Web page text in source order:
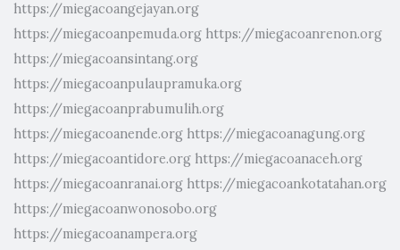
https://miegacoangejayan.org
https://miegacoanpemuda.org https://miegacoanrenon.org
https://miegacoansintang.org
https://miegacoanpulaupramuka.org
https://miegacoanprabumulih.org
https://miegacoanende.org https://miegacoanagung.org
https://miegacoantidore.org https://miegacoanaceh.org
https://miegacoanranai.org https://miegacoankotatahan.org
https://miegacoanwonosobo.org
https://miegacoanampera.org